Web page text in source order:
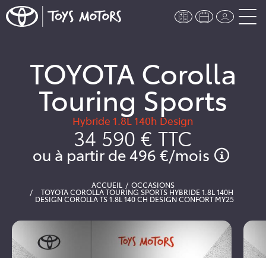
TOYOTA Corolla
Touring Sports
Hybride 1.8L 140h Design
34 590 € TTC
ou à partir de496 €/mois
ACCUEIL OCCASIONS
TOYOTA COROLLA TOURING SPORTS HYBRIDE 1.8L 140H
DESIGN COROLLA TS 1.8L 140 CH DESIGN CONFORT MY25